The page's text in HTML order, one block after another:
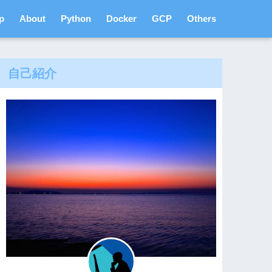
About Python Docker GCP Others
自己紹介